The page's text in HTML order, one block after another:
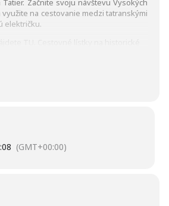
Začnite svoju návštevu Vysokých
využite na cestovanie medzi tatranskými
električku.
(GMT+00:00)